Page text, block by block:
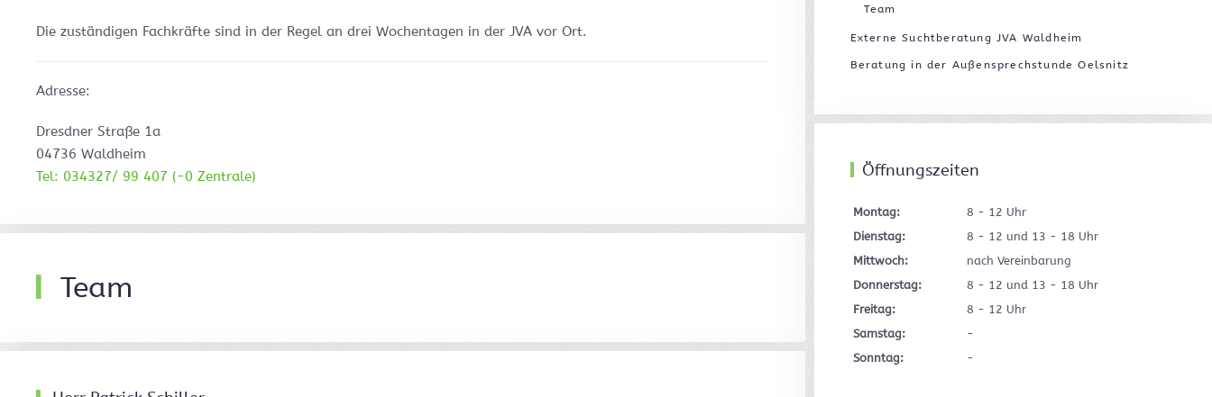
Die zuständigen Fachkräfte sind in der Regel an drei Wochentagen in der JVA vor Ort.
Adresse:
Dresdner Straße 1a
04736 Waldheim
Tel: 034327/ 99 407 (-0 Zentrale)
Team
Team
Externe Suchtberatung JVA Waldheim
Beratung in der Außensprechstunde Oelsnitz
Öffnungszeiten
Montag:
8 - 12 Uhr
Dienstag:
8 - 12 und 13 - 18 Uhr
Mittwoch:
nach Vereinbarung
Donnerstag:
8 - 12 und 13 - 18 Uhr
Freitag:
8 - 12 Uhr
Samstag:
-
Sonntag:
-